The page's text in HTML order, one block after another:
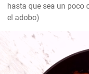
hasta que sea un poco
el adobo)